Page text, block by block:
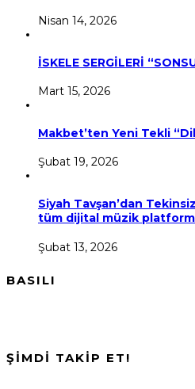
Nisan 14, 2026
İSKELE SERGİLERİ
Mart 15, 2026
Makbet’ten Yeni Tekli
Şubat 19, 2026
Siyah Tavşan’dan
tüm dijital müzik
Şubat 13, 2026
BASILI
ŞİMDİ TAKİP ET!